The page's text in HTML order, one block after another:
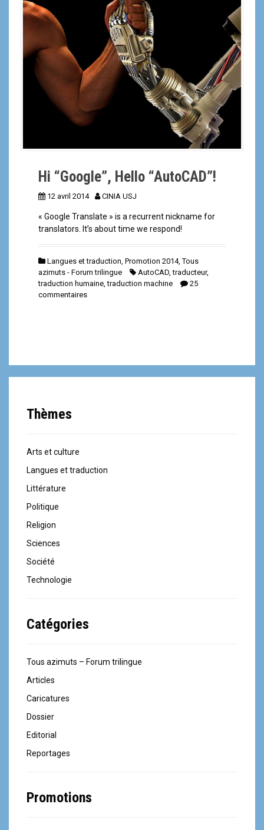
Hi “Google”, Hello “AutoCAD”!
12 avril 2014 CINIA USJ
« Google Translate » is a recurrent nickname for
translators. It’s about time we respond!
Langues et traduction, Promotion 2014,Tous
azimuts - Forum trilingue
AutoCAD,traducteur,
traduction humaine,traduction machine
25
commentaires
Thèmes
Arts et culture
Langues et traduction
Littérature
Politique
Religion
Sciences
Société
Technologie
Catégories
Tous azimuts – Forum trilingue
Articles
Caricatures
Dossier
Editorial
Reportages
Promotions